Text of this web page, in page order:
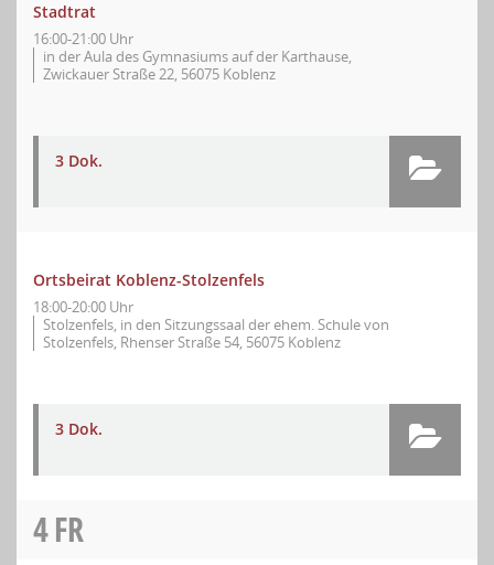
Stadtrat
16:00-21:00 Uhr
in der Aula des Gymnasiums auf der Karthause,
Zwickauer Straße 22, 56075 Koblenz
3 Dok.
Ortsbeirat Koblenz-Stolzenfels
18:00-20:00 Uhr
Stolzenfels, in den Sitzungssaal der ehem. Schule von
Stolzenfels, Rhenser Straße 54, 56075 Koblenz
3 Dok.
4FR